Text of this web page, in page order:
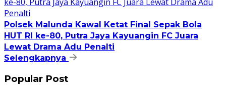
Polsek Malunda Kawal Ketat Final Sepak Bola
HUT RI ke-80, Putra Jaya Kayuangin FC Juara
Lewat Drama Adu Penalti
Selengkapnya
Popular Post